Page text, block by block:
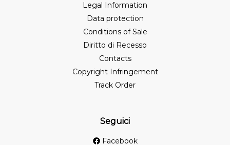
Legal Information
Data protection
Conditions of Sale
Diritto di Recesso
Contacts
Copyright Infringement
Track Order
Seguici
Facebook